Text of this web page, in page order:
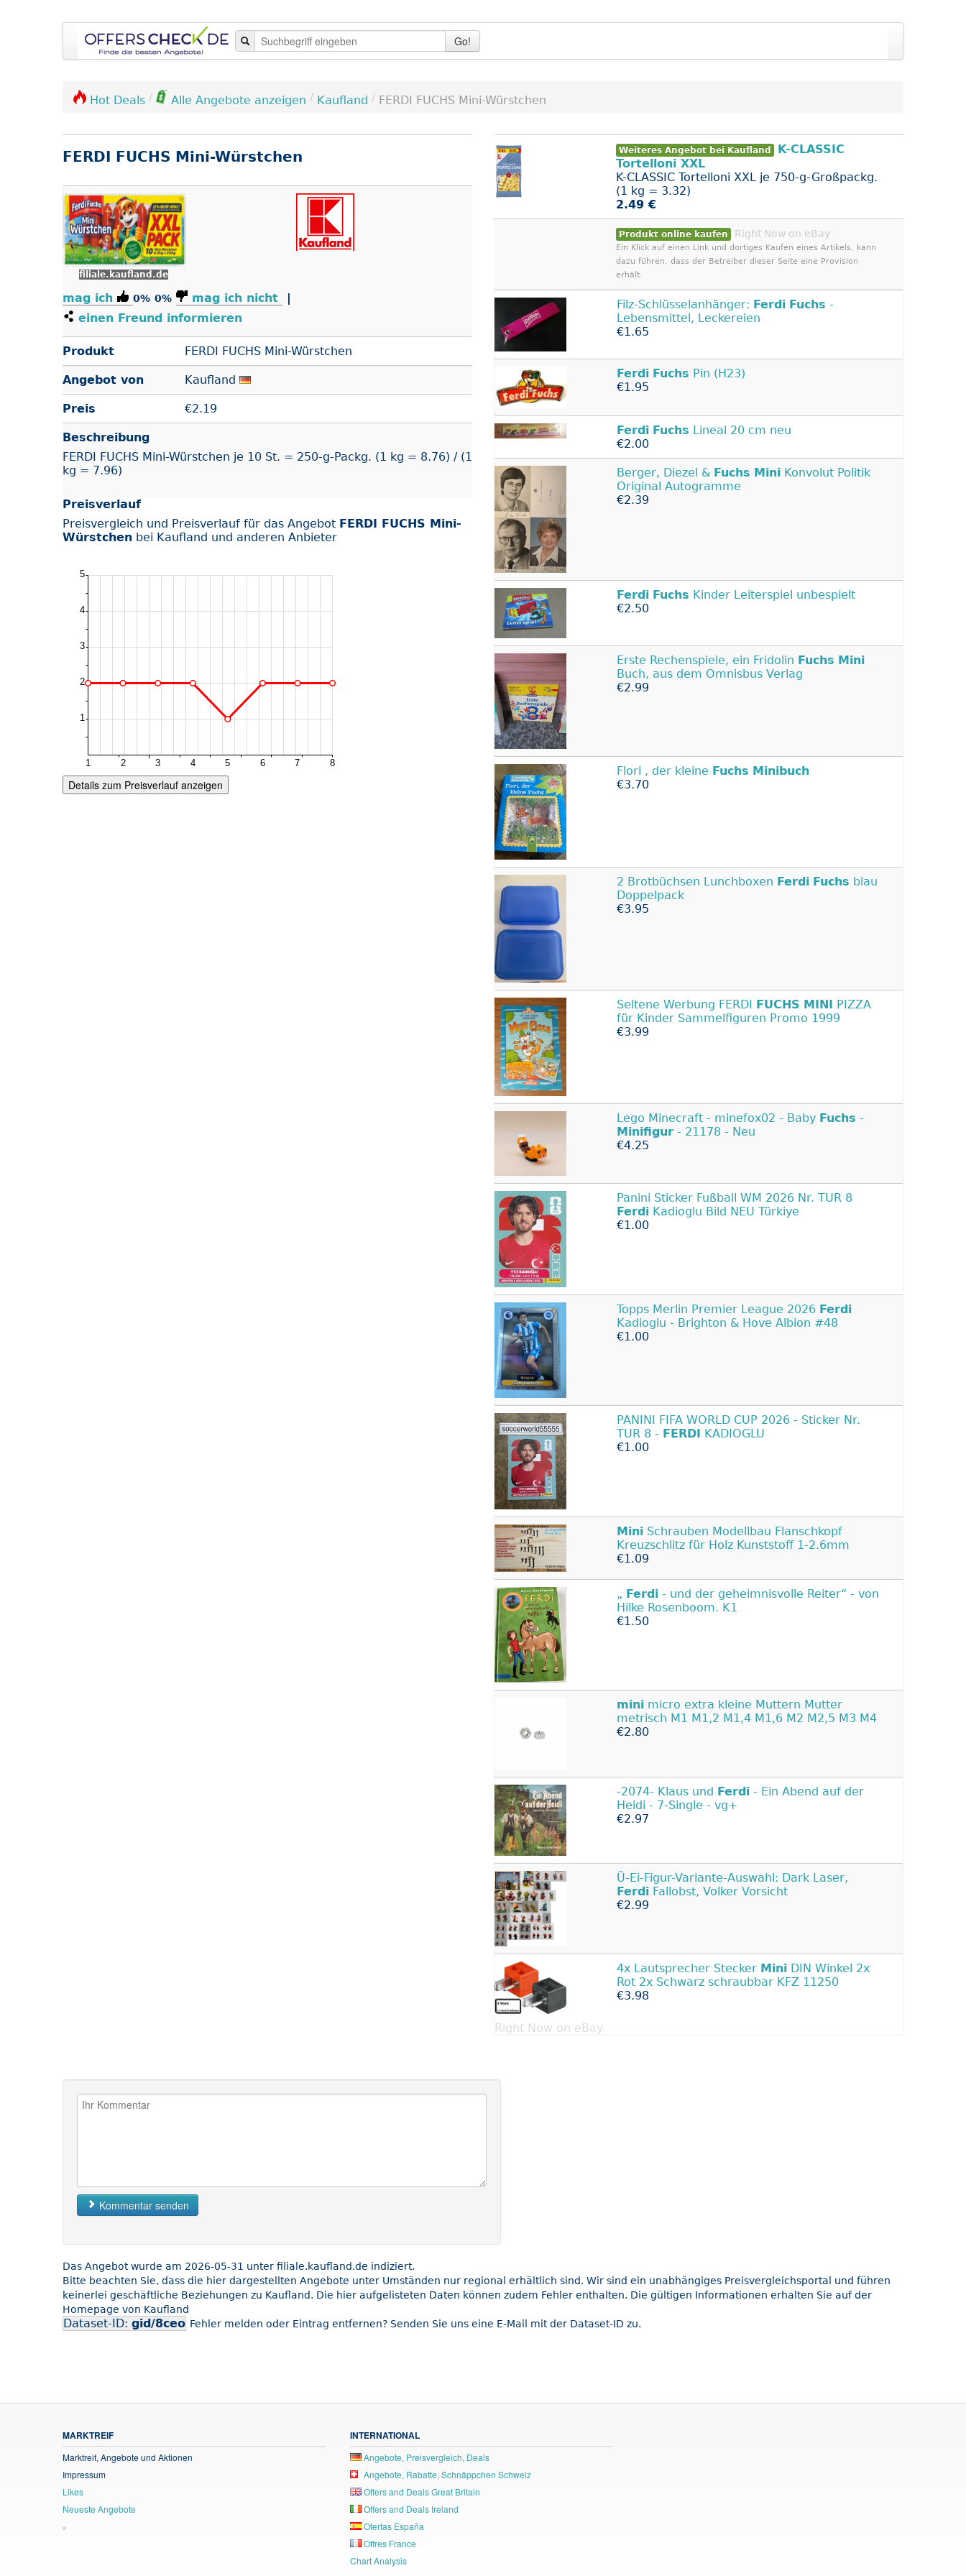
Go!
Hot Deals / Alle Angebote anzeigen / Kaufland / FERDI FUCHS Mini-Würstchen
FERDI FUCHS Mini-Würstchen
filiale.kaufland.de
mag ich 0% 0% mag ich nicht
|
einen Freund informieren
Produkt FERDI FUCHS Mini-Würstchen
Angebot von Kaufland
Preis €2.19
Beschreibung
FERDI FUCHS Mini-Würstchen je 10 St. = 250-g-Packg. (1 kg = 8.76) / (1
kg = 7.96)
Preisverlauf
Preisvergleich und Preisverlauf für das Angebot FERDI FUCHS Mini-
Würstchen bei Kaufland und anderen Anbieter
Details zum Preisverlauf anzeigen
Weiteres Angebot bei Kaufland
K-CLASSIC
Tortelloni XXL
K-CLASSIC Tortelloni XXL je 750-g-Großpackg.
(1 kg = 3.32)
2.49 €
Produkt online kaufen Right Now on eBay
Ein Klick auf einen Link und dortiges Kaufen eines Artikels, kann
dazu führen, dass der Betreiber dieser Seite eine Provision
erhält.
Filz-Schlüsselanhänger: Ferdi Fuchs -
Lebensmittel, Leckereien
€1.65
Ferdi Fuchs Pin (H23)
€1.95
Ferdi Fuchs Lineal 20 cm neu
€2.00
Berger, Diezel & Fuchs Mini Konvolut Politik
Original Autogramme
€2.39
Ferdi Fuchs Kinder Leiterspiel unbespielt
€2.50
Erste Rechenspiele, ein Fridolin Fuchs Mini
Buch, aus dem Omnisbus Verlag
€2.99
Flori , der kleine Fuchs Minibuch
€3.70
2 Brotbüchsen Lunchboxen Ferdi Fuchs blau
Doppelpack
€3.95
Seltene Werbung FERDI FUCHS MINI
PIZZA
für Kinder Sammelfiguren Promo 1999
€3.99
Lego Minecraft - minefox02 - Baby Fuchs -
Minifigur - 21178 - Neu
€4.25
Panini Sticker Fußball WM 2026 Nr. TUR 8
Ferdi Kadioglu Bild NEU Türkiye
€1.00
Topps Merlin Premier League 2026 Ferdi
Kadioglu - Brighton & Hove Albion #48
€1.00
PANINI FIFA WORLD CUP 2026 - Sticker Nr.
TUR 8 - FERDI
KADIOGLU
€1.00
Mini Schrauben Modellbau Flanschkopf
Kreuzschlitz für Holz Kunststoff 1-2.6mm
€1.09
„ Ferdi - und der geheimnisvolle Reiter“ - von
Hilke Rosenboom. K1
€1.50
mini micro extra kleine Muttern Mutter
metrisch M1 M1,2 M1,4 M1,6 M2 M2,5 M3 M4
€2.80
-2074- Klaus und Ferdi - Ein Abend auf der
Heidi - 7-Single - vg+
€2.97
Ü-Ei-Figur-Variante-Auswahl: Dark Laser,
Ferdi Fallobst, Volker Vorsicht
€2.99
4x Lautsprecher Stecker Mini DIN Winkel 2x
Rot 2x Schwarz schraubbar KFZ 11250
€3.98
Right Now on eBay
Kommentar senden
Das Angebot wurde am 2026-05-31 unter filiale.kaufland.de indiziert.
Bitte beachten Sie, dass die hier dargestellten Angebote unter Umständen nur regional erhältlich sind. Wir sind ein unabhängiges Preisvergleichsportal und führen
keinerlei geschäftliche Beziehungen zu Kaufland. Die hier aufgelisteten Daten können zudem Fehler enthalten. Die gültigen Informationen erhalten Sie auf der
Homepage von Kaufland
Dataset-ID: gid/8ceo Fehler melden oder Eintrag entfernen? Senden Sie uns eine E-Mail mit der Dataset-ID zu.
MARKTREIF
Marktreif, Angebote und Aktionen
Impressum
Likes
Neueste Angebote
INTERNATIONAL
Angebote, Preisvergleich, Deals
Angebote, Rabatte, Schnäppchen Schweiz
Offers and Deals Great Britain
Offers and Deals Ireland
Ofertas España
Offres France
Chart Analysis